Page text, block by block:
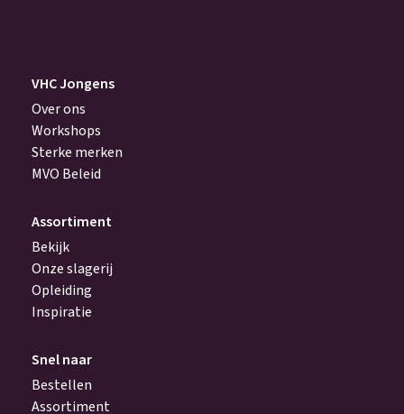
VHC Jongens
Over ons
Workshops
Sterke merken
MVO Beleid
Assortiment
Bekijk
Onze slagerij
Opleiding
Inspiratie
Snel naar
Bestellen
Assortiment